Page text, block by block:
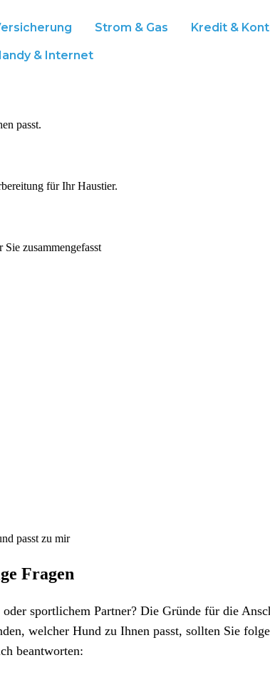
Strom & Gas Kredit &
& Internet
passt.
für Ihr Haustier.
zusammengefasst
passt zu mir
Fragen
sportlichem Partner? Die Gründe für die
welcher Hund zu Ihnen passt, sollten Sie
beantworten: